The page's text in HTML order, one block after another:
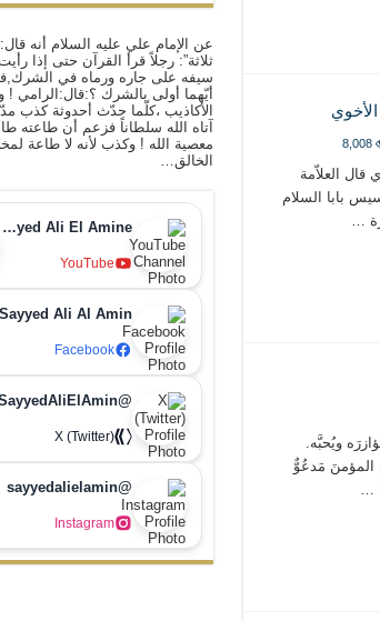
8,008
قال العلاّمة
بابا السلام
…
ويُحبَّه.
المؤمنَ مَدعُوٌّ
…
عن الإمام علي عليه السلام أنه
ثلاثة”: رجلاً قرأ القرآن حتى إذا
سيفه على جاره ورماه في
أيّهما أولى بالشرك ؟:قال:الرامي !
الأكاذيب ،كلّما حدّث أحدوثة كذب
آتاه الله سلطاناً فزعم أن طاعته
معصية الله ! وكذب لأنه لا طاعة
الخالق…
Sayyed Ali El Amine
YouTube
Sayyed Ali Al Amin
Facebook
@SayyedAliElAmin
X (Twitter)
@sayyedalielamin
Instagram